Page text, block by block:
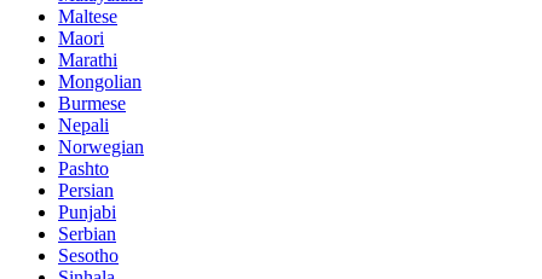
Maltese
Maori
Marathi
Mongolian
Burmese
Nepali
Norwegian
Pashto
Persian
Punjabi
Serbian
Sesotho